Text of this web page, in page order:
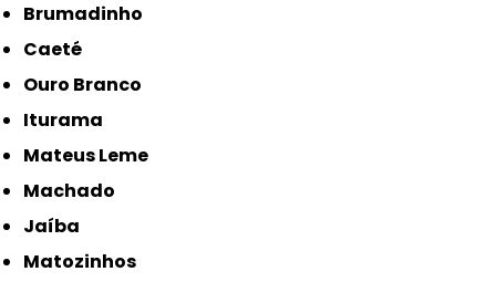
Brumadinho
Caeté
Ouro Branco
Iturama
Mateus Leme
Machado
Jaíba
Matozinhos